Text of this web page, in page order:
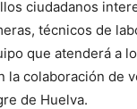
ciudadanos
técnicos de
que atenderá a
la colaboración de
de Huelva.